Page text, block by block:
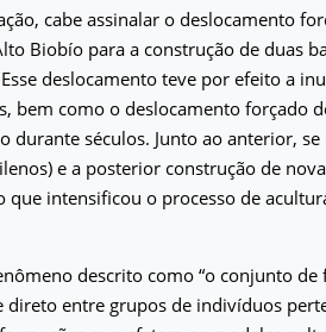
cabe assinalar o deslocamento
Biobío para a construção de duas
deslocamento teve por efeito a
bem como o deslocamento forçado
durante séculos. Junto ao anterior,
e a posterior construção de
que intensificou o processo de
descrito como “o conjunto de
entre grupos de indivíduos